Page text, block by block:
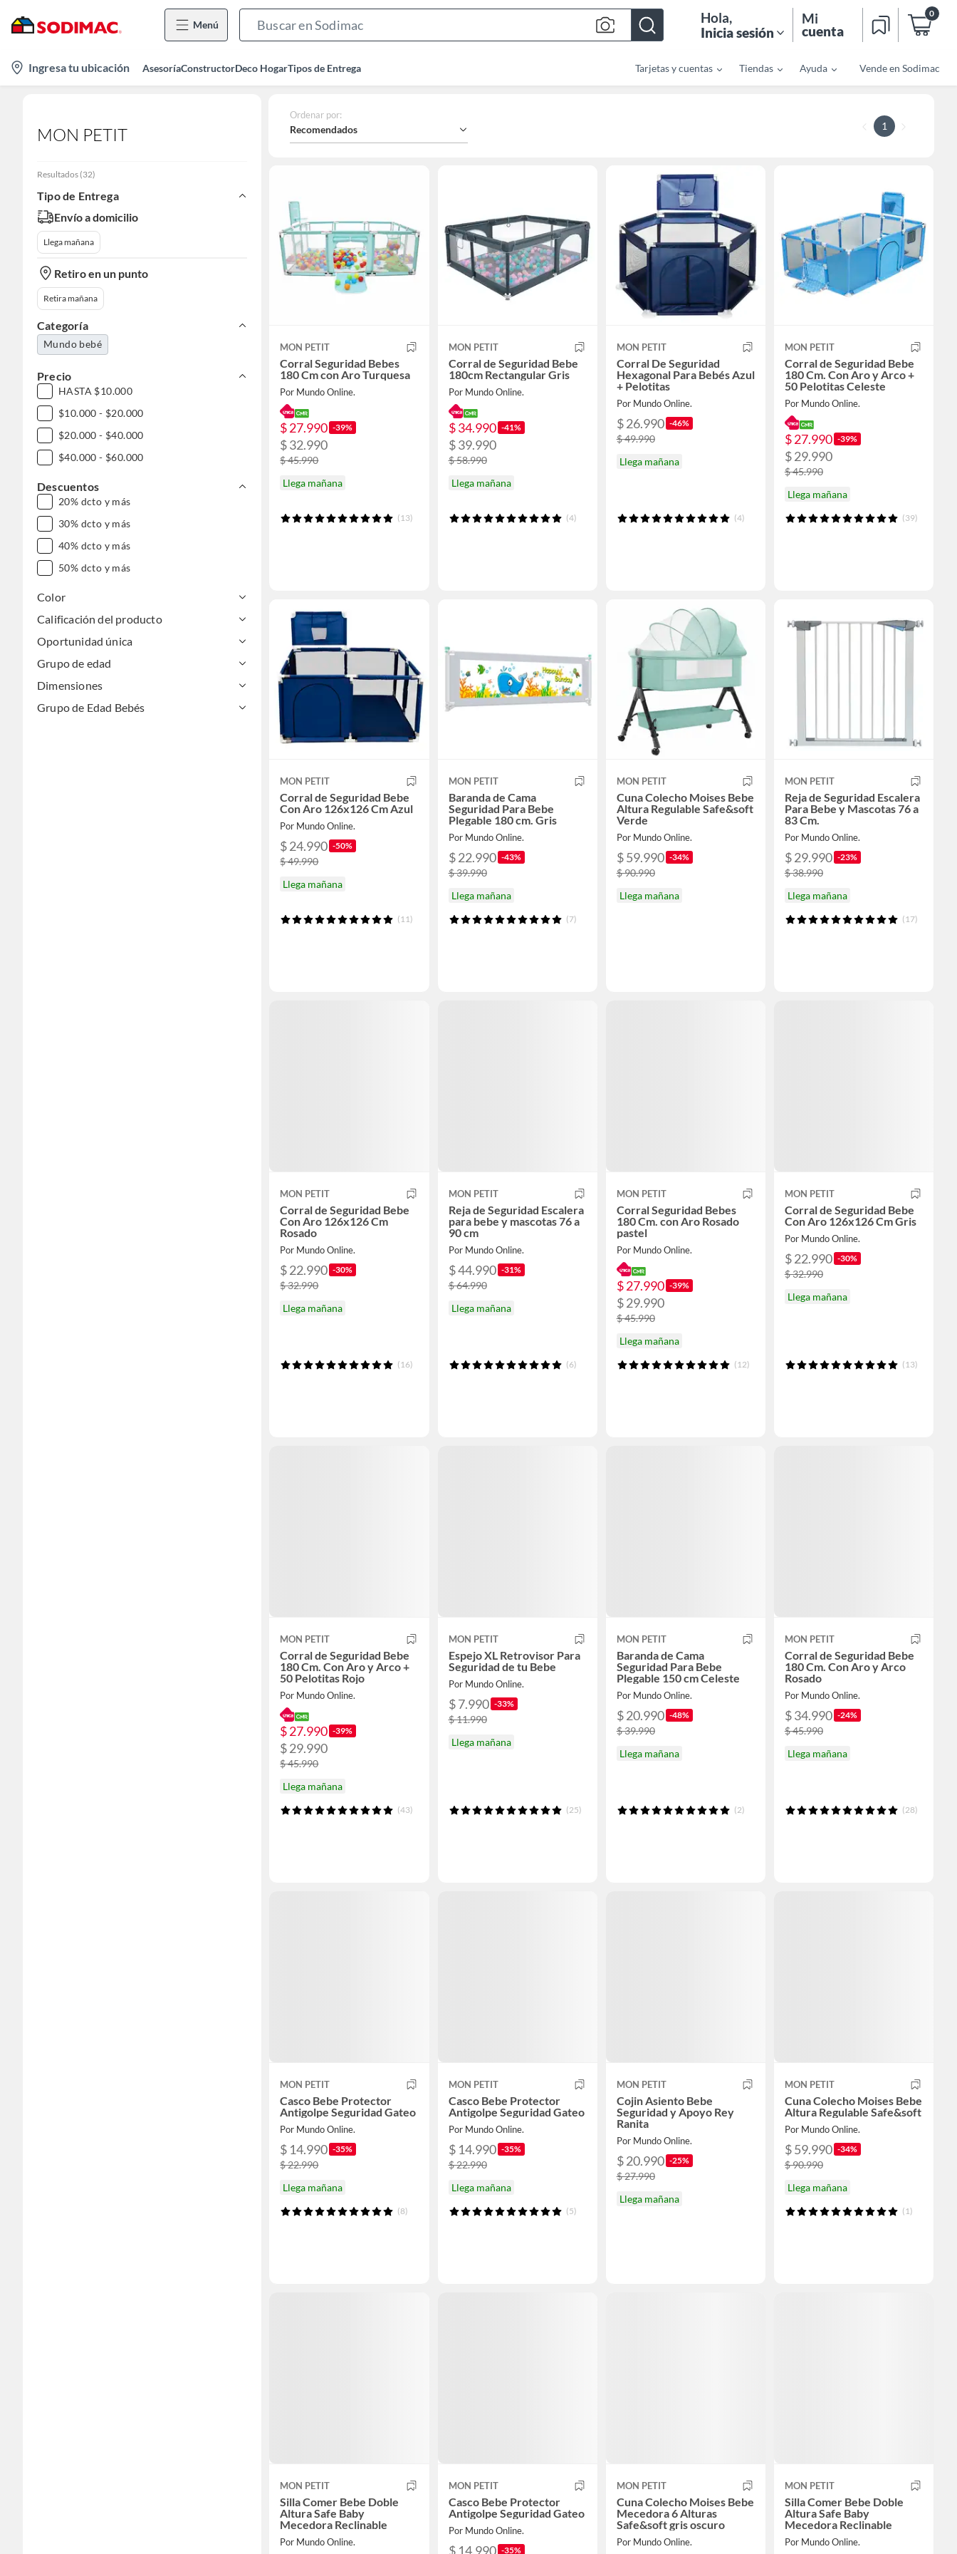
Menú
Bar
Hola,
Inicia sesión
Mi
cuenta
0
location-
icon
Ingresa tu ubicación AsesoríaConstructorDeco HogarTipos de Entrega Tarjetas y cuentas Tiendas Ayuda Vende en Sodimac
MON PETIT
Resultados (32)
Tipo de Entrega
Envío a domicilio
Llega mañana
Retiro en un punto
Retira mañana
Categoría
Mundo bebé
Precio
HASTA $10.000
$10.000 - $20.000
$20.000 - $40.000
$40.000 - $60.000
Descuentos
20% dcto y más
30% dcto y más
40% dcto y más
50% dcto y más
Color
Calificación del producto
Oportunidad única
Grupo de edad
Dimensiones
Grupo de Edad Bebés
Ordenar por:
Recomendados 1
MON PETIT
Corral Seguridad Bebes
180 Cm con Aro Turquesa
Por Mundo Online.
$ 27.990 -39%
$ 32.990
$ 45.990
Llega mañana
(13)
MON PETIT
Corral de Seguridad Bebe
180cm Rectangular Gris
Por Mundo Online.
$ 34.990 -41%
$ 39.990
$ 58.990
Llega mañana
(4)
MON PETIT
Corral De Seguridad
Hexagonal Para Bebés Azul
+ Pelotitas
Por Mundo Online.
$ 26.990 -46%
$ 49.990
Llega mañana
(4)
MON PETIT
Corral de Seguridad Bebe
180 Cm. Con Aro y Arco +
50 Pelotitas Celeste
Por Mundo Online.
$ 27.990 -39%
$ 29.990
$ 45.990
Llega mañana
(39)
MON PETIT
Corral de Seguridad Bebe
Con Aro 126x126 Cm Azul
Por Mundo Online.
$ 24.990 -50%
$ 49.990
Llega mañana
(11)
MON PETIT
Baranda de Cama
Seguridad Para Bebe
Plegable 180 cm. Gris
Por Mundo Online.
$ 22.990 -43%
$ 39.990
Llega mañana
(7)
MON PETIT
Cuna Colecho Moises Bebe
Altura Regulable Safe&soft
Verde
Por Mundo Online.
$ 59.990 -34%
$ 90.990
Llega mañana
MON PETIT
Reja de Seguridad Escalera
Para Bebe y Mascotas 76 a
83 Cm.
Por Mundo Online.
$ 29.990 -23%
$ 38.990
Llega mañana
(17)
MON PETIT
Corral de Seguridad Bebe
Con Aro 126x126 Cm
Rosado
Por Mundo Online.
$ 22.990 -30%
$ 32.990
Llega mañana
(16)
MON PETIT
Reja de Seguridad Escalera
para bebe y mascotas 76 a
90 cm
Por Mundo Online.
$ 44.990 -31%
$ 64.990
Llega mañana
(6)
MON PETIT
Corral Seguridad Bebes
180 Cm. con Aro Rosado
pastel
Por Mundo Online.
$ 27.990 -39%
$ 29.990
$ 45.990
Llega mañana
(12)
MON PETIT
Corral de Seguridad Bebe
Con Aro 126x126 Cm Gris
Por Mundo Online.
$ 22.990 -30%
$ 32.990
Llega mañana
(13)
MON PETIT
Corral de Seguridad Bebe
180 Cm. Con Aro y Arco +
50 Pelotitas Rojo
Por Mundo Online.
$ 27.990 -39%
$ 29.990
$ 45.990
Llega mañana
(43)
MON PETIT
Espejo XL Retrovisor Para
Seguridad de tu Bebe
Por Mundo Online.
$ 7.990 -33%
$ 11.990
Llega mañana
(25)
MON PETIT
Baranda de Cama
Seguridad Para Bebe
Plegable 150 cm Celeste
Por Mundo Online.
$ 20.990 -48%
$ 39.990
Llega mañana
(2)
MON PETIT
Corral de Seguridad Bebe
180 Cm. Con Aro y Arco
Rosado
Por Mundo Online.
$ 34.990 -24%
$ 45.990
Llega mañana
(28)
MON PETIT
Casco Bebe Protector
Antigolpe Seguridad Gateo
Por Mundo Online.
$ 14.990 -35%
$ 22.990
Llega mañana
(8)
MON PETIT
Casco Bebe Protector
Antigolpe Seguridad Gateo
Por Mundo Online.
$ 14.990 -35%
$ 22.990
Llega mañana
(5)
MON PETIT
Cojin Asiento Bebe
Seguridad y Apoyo Rey
Ranita
Por Mundo Online.
$ 20.990 -25%
$ 27.990
Llega mañana
MON PETIT
Cuna Colecho Moises Bebe
Altura Regulable Safe&soft
Por Mundo Online.
$ 59.990 -34%
$ 90.990
Llega mañana
(1)
MON PETIT
Silla Comer Bebe Doble
Altura Safe Baby
Mecedora Reclinable
Por Mundo Online.
MON PETIT
Casco Bebe Protector
Antigolpe Seguridad Gateo
Por Mundo Online.
$ 14.990 -35%
MON PETIT
Cuna Colecho Moises Bebe
Mecedora 6 Alturas
Safe&soft gris oscuro
Por Mundo Online.
MON PETIT
Silla Comer Bebe Doble
Altura Safe Baby
Mecedora Reclinable
Por Mundo Online.